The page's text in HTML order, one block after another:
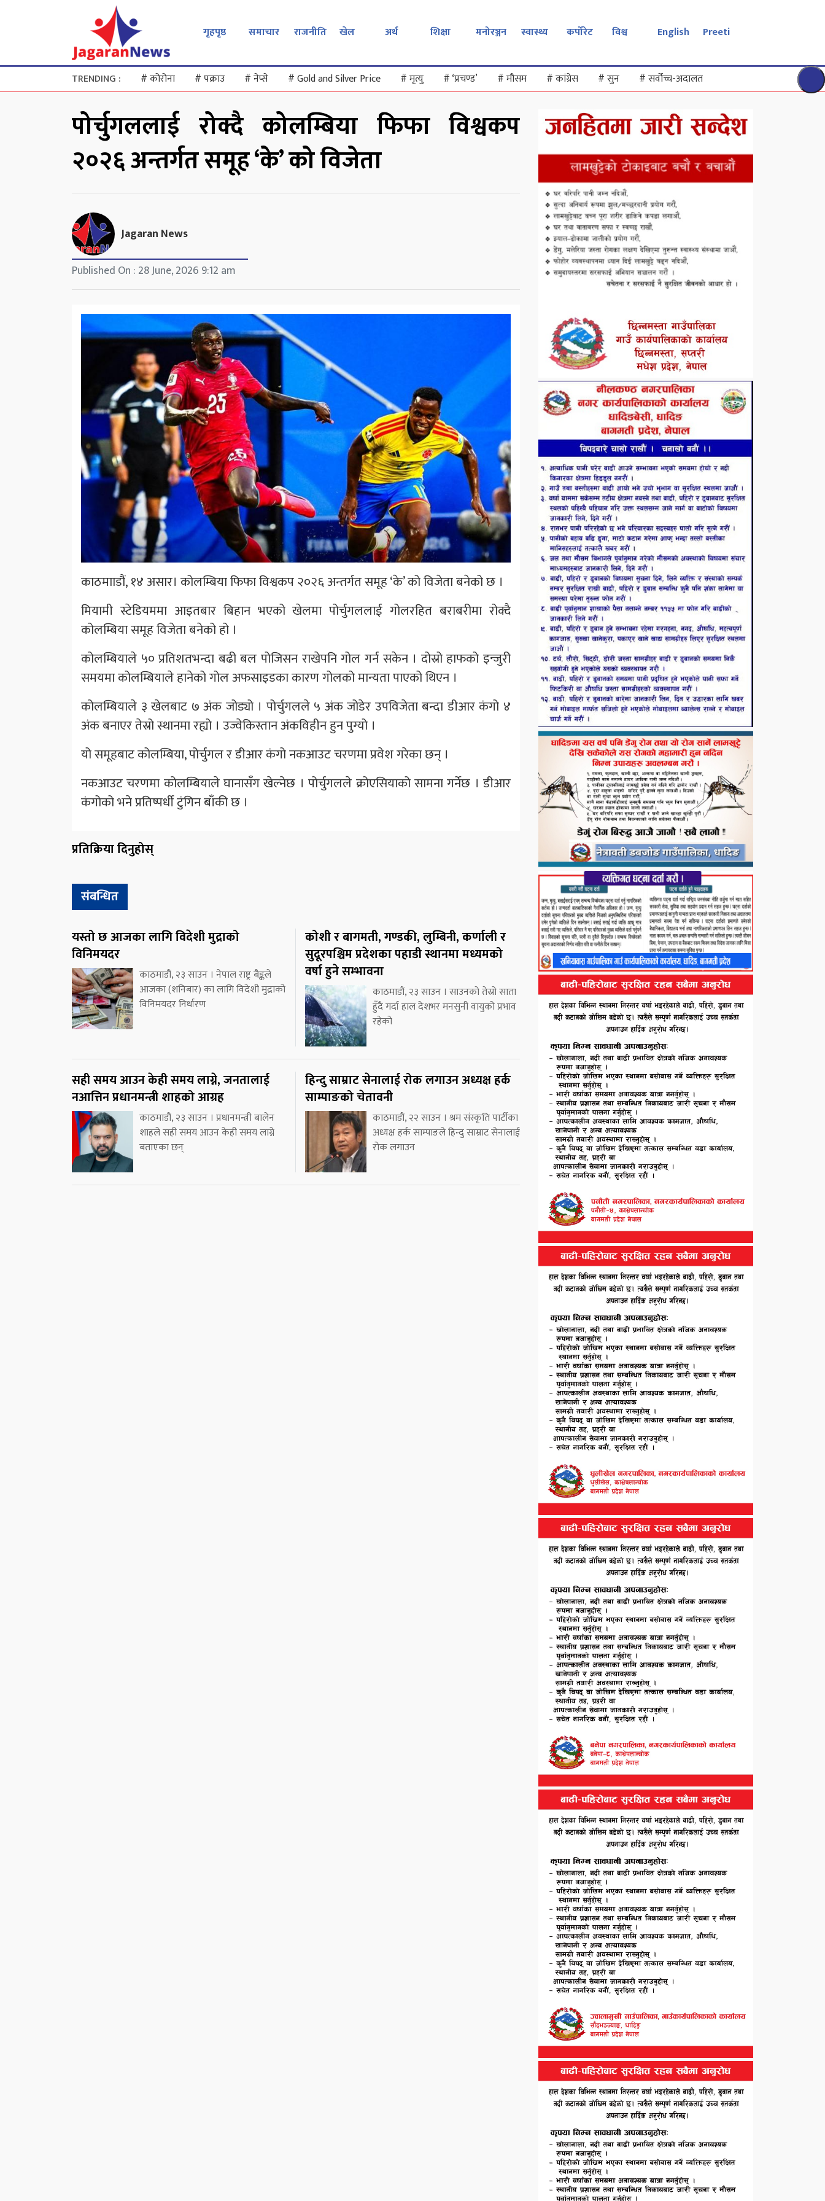
गृहपृष्ठ समाचार राजनीति खेल अर्थ शिक्षा मनोरञ्जन स्वास्थ्य कर्पोरेट विश्व English Preeti
TRENDING : #कोरोना #पक्राउ #नेप्से #Gold and Silver Price #मृत्यु #‘प्रचण्ड’ #मौसम #कांग्रेस #सुन #सर्वोच्च-अदालत
पोर्चुगललाई रोक्दै कोलम्बिया फिफा विश्वकप
२०२६ अन्तर्गत समूह ‘के’ को विजेता
Jagaran News
Published On : 28 June, 2026 9:12 am
काठमााडौं, १४ असार। कोलम्बिया फिफा विश्वकप २०२६ अन्तर्गत समूह ‘के’ को विजेता बनेको छ ।
मियामी स्टेडियममा आइतबार बिहान भएको खेलमा पोर्चुगललाई गोलरहित बराबरीमा रोक्दै
कोलम्बिया समूह विजेता बनेको हो ।
कोलम्बियाले ५० प्रतिशतभन्दा बढी बल पोजिसन राखेपनि गोल गर्न सकेन । दोस्रो हाफको इन्जुरी
समयमा कोलम्बियाले हानेको गोल अफसाइडका कारण गोलको मान्यता पाएको थिएन ।
कोलम्बियाले ३ खेलबाट ७ अंक जोड्यो । पोर्चुगलले ५ अंक जोडेर उपविजेता बन्दा डीआर कंगो ४
अंक बनाएर तेस्रो स्थानमा रह्यो । उज्वेकिस्तान अंकविहीन हुन पुग्यो ।
यो समूहबाट कोलम्बिया, पोर्चुगल र डीआर कंगो नकआउट चरणमा प्रवेश गरेका छन् ।
नकआउट चरणमा कोलम्बियाले घानासँग खेल्नेछ । पोर्चुगलले क्रोएसियाको सामना गर्नेछ । डीआर
कंगोको भने प्रतिष्पर्धी टुंगिन बाँकी छ ।
प्रतिक्रिया दिनुहोस्
संबन्धित
यस्तो छ आजका लागि विदेशी मुद्राको
विनिमयदर
काठमाडौं, २३ साउन । नेपाल राष्ट्र बैङ्कले
आजका (शनिबार) का लागि विदेशी मुद्राको
विनिमयदर निर्धारण
कोशी र बागमती, गण्डकी, लुम्बिनी, कर्णाली र
सुदूरपश्चिम प्रदेशका पहाडी स्थानमा मध्यमको
वर्षा हुने सम्भावना
काठमाडौं, २३ साउन । साउनको तेस्रो साता
हुँदै गर्दा हाल देशभर मनसुनी वायुको प्रभाव
रहेको
सही समय आउन केही समय लाग्ने, जनतालाई
नआत्तिन प्रधानमन्त्री शाहको आग्रह
काठमाडौं, २३ साउन । प्रधानमन्त्री बालेन
शाहले सही समय आउन केही समय लाग्ने
बताएका छन्
हिन्दु साम्राट सेनालाई रोक लगाउन अध्यक्ष हर्क
साम्पाङको चेतावनी
काठमाडौं, २२ साउन । श्रम संस्कृति पार्टीका
अध्यक्ष हर्क साम्पाङले हिन्दु साम्राट सेनालाई
रोक लगाउन